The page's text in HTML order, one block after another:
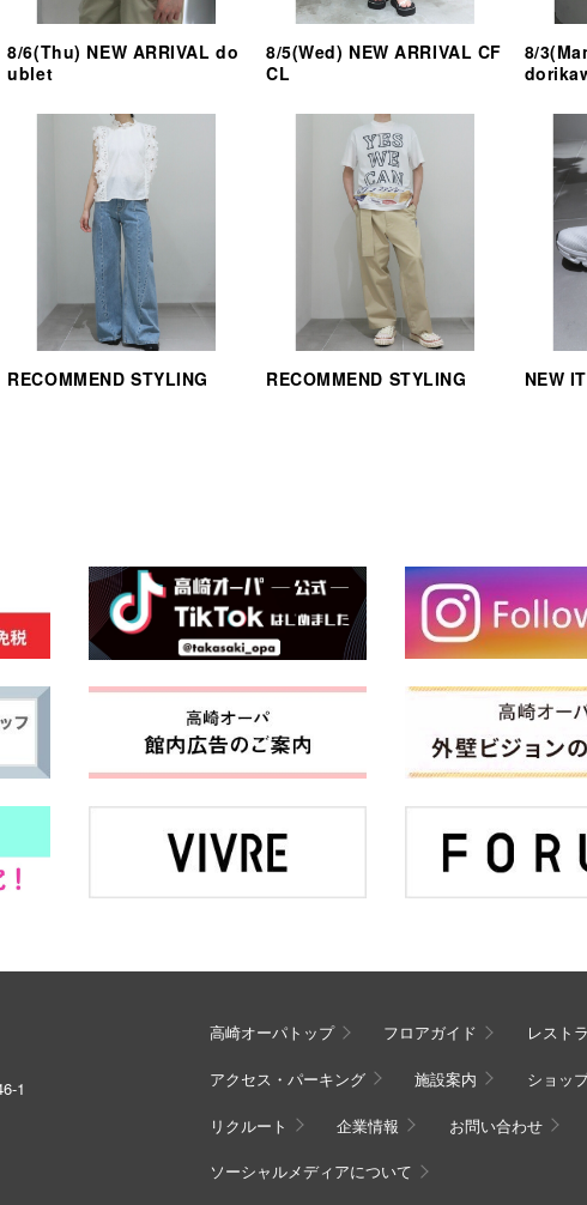
8/6(Thu) NEW ARRIVAL do
ublet
8/5(Wed) NEW ARRIVAL CF
CL
8/
RECOMMEND STYLING RECOMMEND STYLING NEW
1
高崎オーパトップ フロアガイド レスト
アクセス・パーキング 施設案内 ショッ
リクルート 企業情報 お問い合わせ
ソーシャルメディアについて